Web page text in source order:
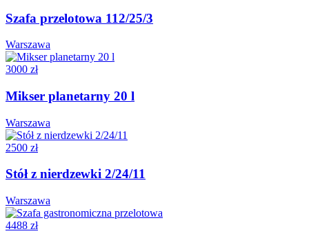
Szafa przelotowa 112/25/3
Warszawa
3000 zł
Mikser planetarny 20 l
Warszawa
2500 zł
Stół z nierdzewki 2/24/11
Warszawa
4488 zł